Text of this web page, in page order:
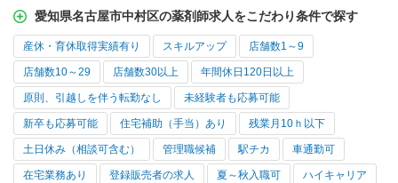
愛知県名古屋市中村区の薬剤師求人をこだわり条件で探す
産休・育休取得実績有り スキルアップ 店舗数1～9
店舗数10～29 店舗数30以上 年間休日120日以上
原則、引越しを伴う転勤なし 未経験者も応募可能
新卒も応募可能 住宅補助（手当）あり 残業月10ｈ以下
土日休み（相談可含む） 管理職候補 駅チカ 車通勤可
在宅業務あり 登録販売者の求人 夏～秋入職可 ハイキャリア